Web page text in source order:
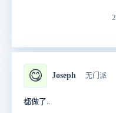
😋 Joseph 无门派
都做了..